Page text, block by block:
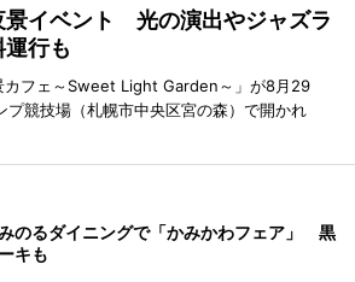
景イベント 光の演出やジャズラ
行も
カフェ～Sweet Light Garden～」が8月29
プ競技場（札幌市中央区宮の森）で開かれ
のるダイニングで「かみかわフェア」 黒
キも